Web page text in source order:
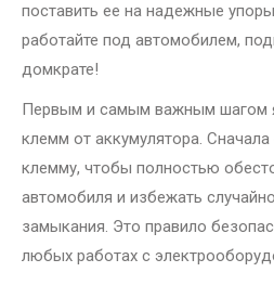
поставить ее на надежные
работайте под автомобилем,
домкрате!
Первым и самым важным шагом
клемм от аккумулятора.
клемму, чтобы полностью
автомобиля и избежать
замыкания. Это правило
любых работах с